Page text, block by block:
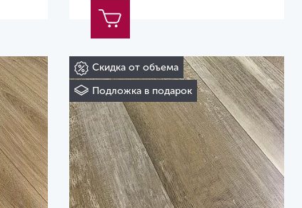
Скидка от объема
Подложка в подарок